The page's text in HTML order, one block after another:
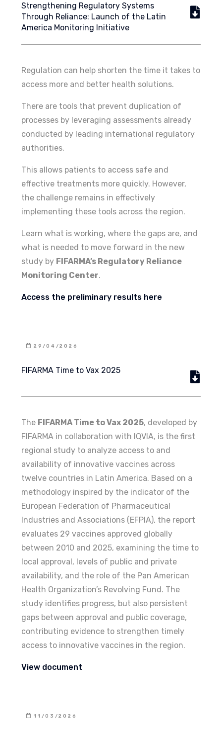
Strengthening Regulatory Systems
Through Reliance: Launch of the Latin
America Monitoring Initiative
Regulation can help shorten the time it takes to
access more and better health solutions.
There are tools that prevent duplication of
processes by leveraging assessments already
conducted by leading international regulatory
authorities.
This allows patients to access safe and
effective treatments more quickly. However,
the challenge remains in effectively
implementing these tools across the region.
Learn what is working, where the gaps are, and
what is needed to move forward in the new
study by FIFARMA’s Regulatory Reliance
Monitoring Center.
Access the preliminary results here
29/04/2026
FIFARMA Time to Vax 2025
The FIFARMA Time to Vax 2025, developed by
FIFARMA in collaboration with IQVIA, is the first
regional study to analyze access to and
availability of innovative vaccines across
twelve countries in Latin America. Based on a
methodology inspired by the indicator of the
European Federation of Pharmaceutical
Industries and Associations (EFPIA), the report
evaluates 29 vaccines approved globally
between 2010 and 2025, examining the time to
local approval, levels of public and private
availability, and the role of the Pan American
Health Organization’s Revolving Fund. The
study identifies progress, but also persistent
gaps between approval and public coverage,
contributing evidence to strengthen timely
access to innovative vaccines in the region.
View document
11/03/2026